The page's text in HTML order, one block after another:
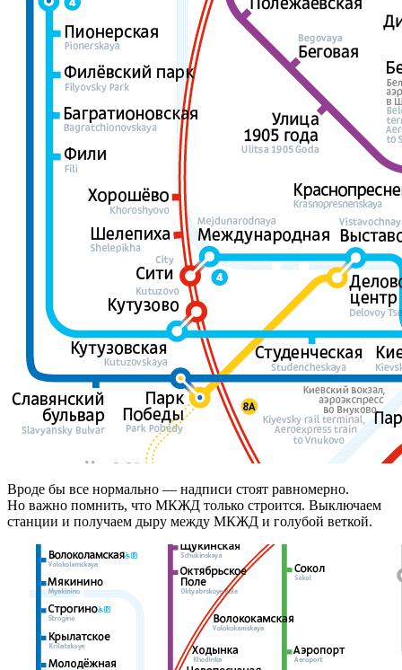
Вроде бы все нормально — надписи стоят равномерно.
Но важно помнить, что МКЖД только строится. Выключаем
станции и получаем дыру между МКЖД и голубой веткой.